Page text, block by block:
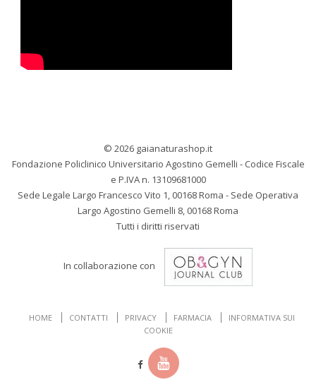
© 2026 gaianaturashop.it
Fondazione Policlinico Universitario Agostino Gemelli - Codice Fiscale
e P.IVA n. 13109681000
Sede Legale Largo Francesco Vito 1, 00168 Roma - Sede Operativa
Largo Agostino Gemelli 8, 00168 Roma
Tutti i diritti riservati
In collaborazione con
HOME CONTATTI PRIVACY FARMACIA
INFORMATIVA SUI
COOKIE